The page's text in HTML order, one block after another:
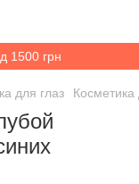
1500 грн
для глаз Косметика